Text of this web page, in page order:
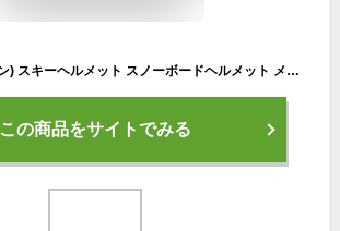
SALOMON(サロモン) スキーヘルメット スノーボードヘルメット メンズ BRIGADE+ (ブリッジ プラス) Black Lサイズ L40536800
この商品をサイトでみる